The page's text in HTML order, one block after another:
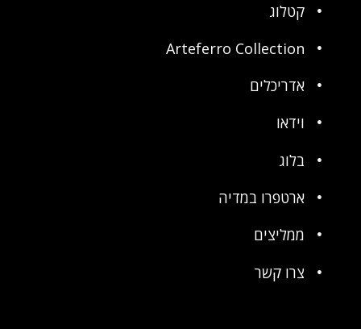
קטלוג
Arteferro Collection
אדריכלים
וידאו
בלוג
ארטפרו במדיה
ממליצים
צרו קשר